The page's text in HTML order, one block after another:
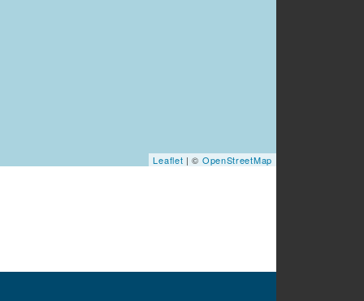
Leaflet | © OpenStreetMap